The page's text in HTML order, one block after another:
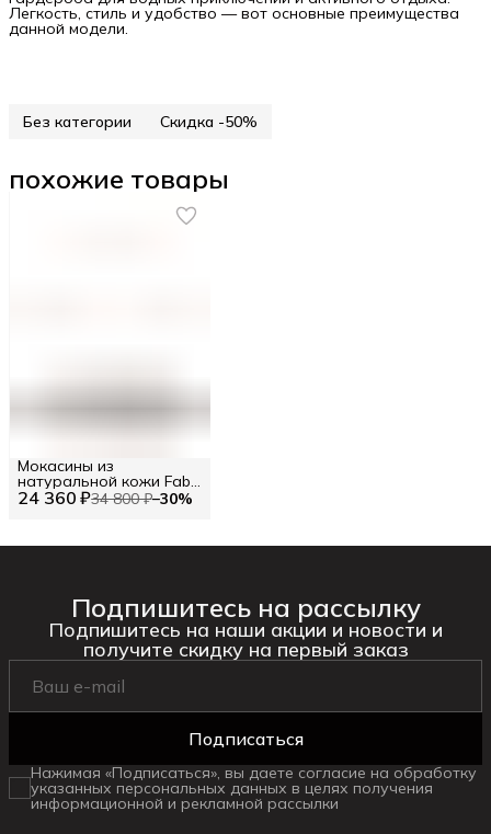
Легкость, стиль и удобство — вот основные преимущества
данной модели.
Без категории Скидка -50%
похожие товары
24 360 ₽34 800 ₽−30%
Мокасины из
натуральной кожи Fabi
RU 42.5 / EU 43 / 43
Подпишитесь на рассылку
Подпишитесь на наши акции и новости и
получите скидку на первый заказ
Подписаться
Нажимая «Подписаться», вы даете согласие на обработку
указанных персональных данных в целях получения
информационной и рекламной рассылки